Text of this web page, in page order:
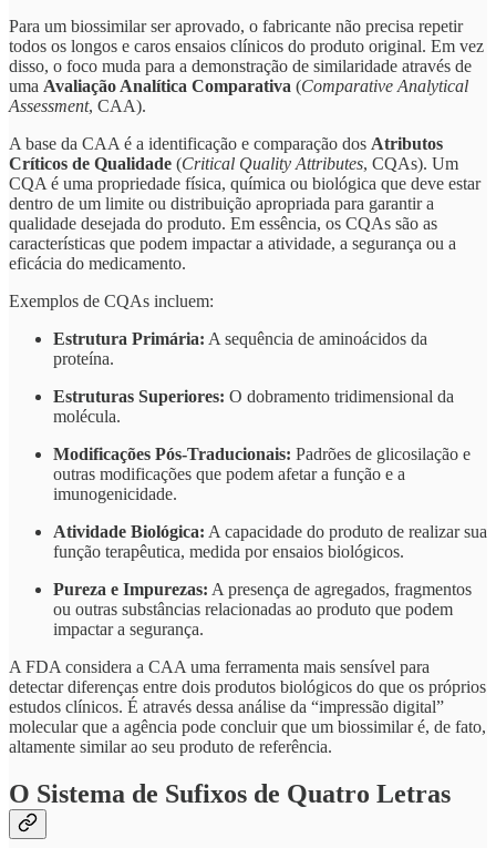
Para um biossimilar ser aprovado, o fabricante não precisa repetir
todos os longos e caros ensaios clínicos do produto original. Em vez
disso, o foco muda para a demonstração de similaridade através de
uma Avaliação Analítica Comparativa (Comparative Analytical
Assessment, CAA).
A base da CAA é a identificação e comparação dos Atributos
Críticos de Qualidade (Critical Quality Attributes, CQAs). Um
CQA é uma propriedade física, química ou biológica que deve estar
dentro de um limite ou distribuição apropriada para garantir a
qualidade desejada do produto. Em essência, os CQAs são as
características que podem impactar a atividade, a segurança ou a
eficácia do medicamento.
Exemplos de CQAs incluem:
Estrutura Primária: A sequência de aminoácidos da
proteína.
Estruturas Superiores: O dobramento tridimensional da
molécula.
Modificações Pós-Traducionais: Padrões de glicosilação e
outras modificações que podem afetar a função e a
imunogenicidade.
Atividade Biológica: A capacidade do produto de realizar sua
função terapêutica, medida por ensaios biológicos.
Pureza e Impurezas: A presença de agregados, fragmentos
ou outras substâncias relacionadas ao produto que podem
impactar a segurança.
A FDA considera a CAA uma ferramenta mais sensível para
detectar diferenças entre dois produtos biológicos do que os próprios
estudos clínicos. É através dessa análise da “impressão digital”
molecular que a agência pode concluir que um biossimilar é, de fato,
altamente similar ao seu produto de referência.
O Sistema de Sufixos de Quatro Letras